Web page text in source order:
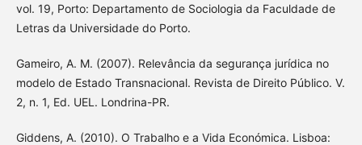
vol. 19, Porto: Departamento de Sociologia da Faculdade de
Letras da Universidade do Porto.
Gameiro, A. M. (2007). Relevância da segurança jurídica no
modelo de Estado Transnacional. Revista de Direito Público. V.
2, n. 1, Ed. UEL. Londrina-PR.
Giddens, A. (2010). O Trabalho e a Vida Económica. Lisboa: